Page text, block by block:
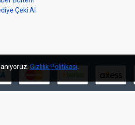
Çeki Al
Gizlilik Politikası.